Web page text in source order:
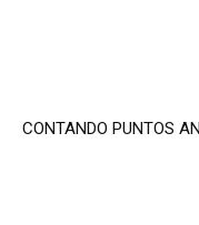
CONTANDO PUNTOS